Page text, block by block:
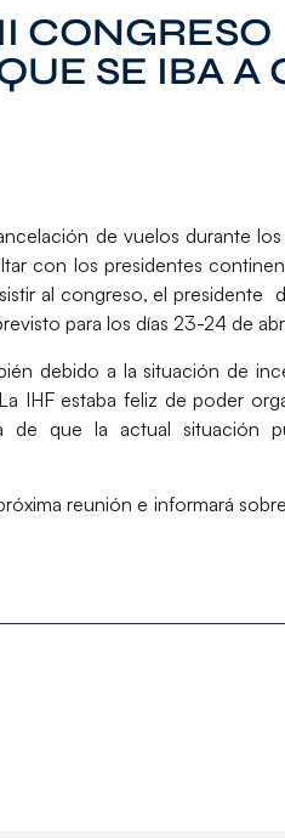
CONGRESO
SE IBA A
de vuelos durante
con los presidentes
al congreso, el presidente
para los días 23-24 de
debido a la situación de
IHF estaba feliz de poder
de que la actual situación
reunión e informará